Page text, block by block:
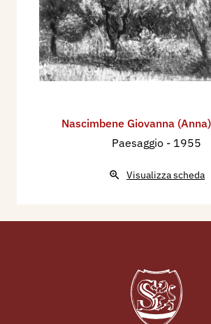
Nascimbene Giovanna
Paesaggio - 1955
Visualizza scheda